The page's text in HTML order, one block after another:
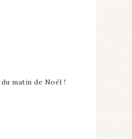
matin de Noël !